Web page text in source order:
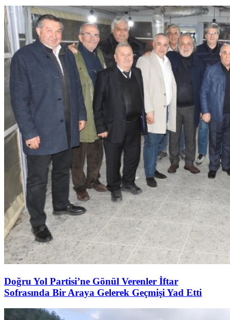
Doğru Yol Partisi’ne Gönül Verenler İftar
Sofrasında Bir Araya Gelerek Geçmişi Yad Etti